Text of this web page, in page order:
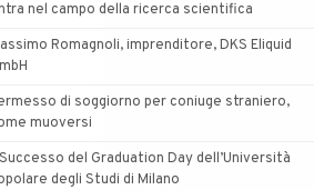
nel campo della ricerca scientifica
Romagnoli, imprenditore, DKS Eliquid
di soggiorno per coniuge straniero,
muoversi
del Graduation Day dell’Università
degli Studi di Milano